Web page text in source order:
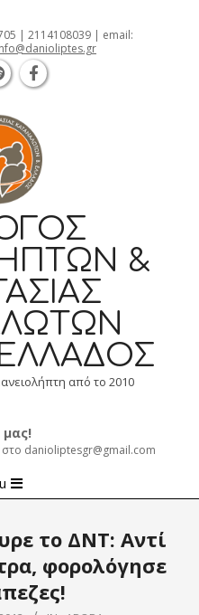
| 2114108039 | email:
&
από το 2010
μας!
στο danioliptesgr@gmail.com
το ΔΝΤ: Αντί
φορολόγησε